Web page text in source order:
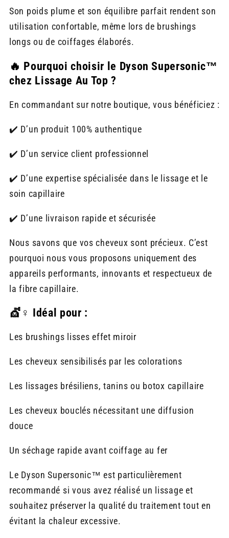
Son poids plume et son équilibre parfait rendent son
utilisation confortable, même lors de brushings
longs ou de coiffages élaborés.
🔥 Pourquoi choisir le Dyson Supersonic™
chez Lissage Au Top ?
En commandant sur notre boutique, vous bénéficiez :
✔️ D’un produit 100% authentique
✔️ D’un service client professionnel
✔️ D’une expertise spécialisée dans le lissage et le
soin capillaire
✔️ D’une livraison rapide et sécurisée
Nous savons que vos cheveux sont précieux. C’est
pourquoi nous vous proposons uniquement des
appareils performants, innovants et respectueux de
la fibre capillaire.
💇♀️ Idéal pour :
Les brushings lisses effet miroir
Les cheveux sensibilisés par les colorations
Les lissages brésiliens, tanins ou botox capillaire
Les cheveux bouclés nécessitant une diffusion
douce
Un séchage rapide avant coiffage au fer
Le Dyson Supersonic™ est particulièrement
recommandé si vous avez réalisé un lissage et
souhaitez préserver la qualité du traitement tout en
évitant la chaleur excessive.